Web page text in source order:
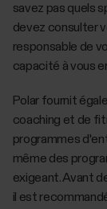
savez pas quels
devez consulter
responsable de
capacité à vous
Polar fournit
coaching et de
programmes
même des
exigeant. Avant
il est